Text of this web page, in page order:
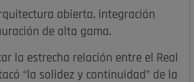
abierta, integración
de alta gama.
la estrecha relación entre el Real
“la solidez y continuidad” de la